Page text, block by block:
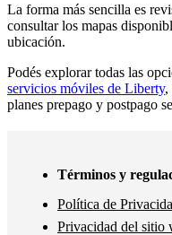
La forma más sencilla es
consultar los mapas
ubicación.
Podés explorar todas las
servicios móviles de Liberty,
planes prepago y postpago
Términos y
Política de
Privacidad del sitio